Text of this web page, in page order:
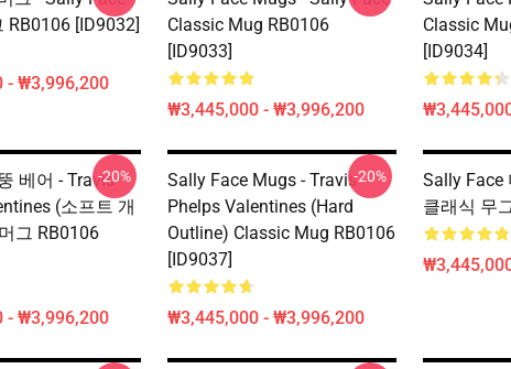
RB0106 [ID9032]
- ₩3,996,200
Classic Mug RB0106
[ID9033]
₩3,445,000 - ₩3,996,200
Classic
[ID9034]
베어 - Travis
(소프트 개
그 RB0106
- ₩3,996,200
-20%
Sally Face Mugs - Travis
Phelps Valentines (Hard
Outline) Classic Mug RB0106
[ID9037]
₩3,445,000 - ₩3,996,200
-20%
Sally Face
클래식 무